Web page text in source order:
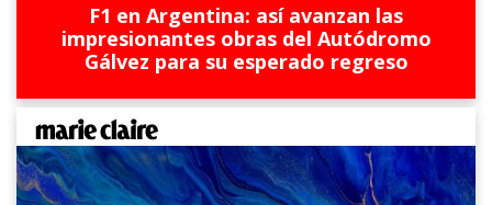
F1 en Argentina: así avanzan las
impresionantes obras del Autódromo
Gálvez para su esperado regreso